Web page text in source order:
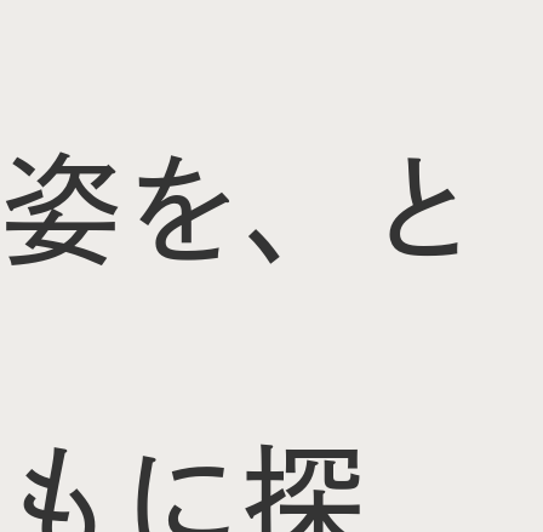
姿を、と
もに探